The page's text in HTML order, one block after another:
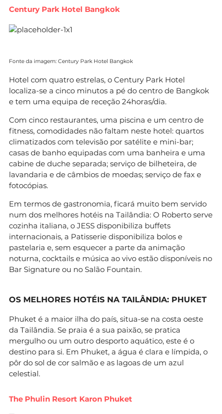
Century Park Hotel Bangkok
Fonte da imagem: Century Park Hotel Bangkok
Hotel com quatro estrelas, o Century Park Hotel
localiza-se a cinco minutos a pé do centro de Bangkok
e tem uma equipa de receção 24horas/dia.
Com cinco restaurantes, uma piscina e um centro de
fitness, comodidades não faltam neste hotel: quartos
climatizados com televisão por satélite e mini-bar;
casas de banho equipadas com uma banheira e uma
cabine de duche separada; serviço de bilheteira, de
lavandaria e de câmbios de moedas; serviço de fax e
fotocópias.
Em termos de gastronomia, ficará muito bem servido
num dos melhores hotéis na Tailândia: O Roberto serve
cozinha italiana, o JESS disponibiliza buffets
internacionais, a Patisserie disponibiliza bolos e
pastelaria e, sem esquecer a parte da animação
noturna, cocktails e música ao vivo estão disponíveis no
Bar Signature ou no Salão Fountain.
OS MELHORES HOTÉIS NA TAILÂNDIA: PHUKET
Phuket é a maior ilha do país, situa-se na costa oeste
da Tailândia. Se praia é a sua paixão, se pratica
mergulho ou um outro desporto aquático, este é o
destino para si. Em Phuket, a água é clara e límpida, o
pôr do sol de cor salmão e as lagoas de um azul
celestial.
The Phulin Resort Karon Phuket